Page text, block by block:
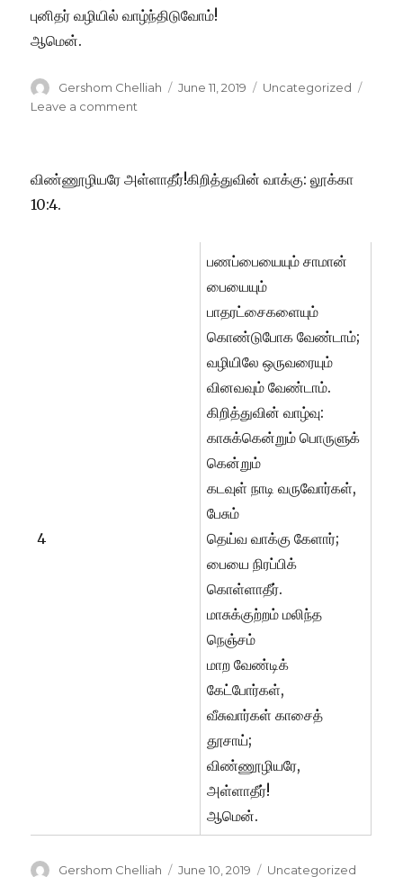
புனிதர் வழியில் வாழ்ந்திடுவோம்!
ஆமென்.
Author
Gershom Chelliah
Posted
June 11, 2019 Categories
Uncategorized
Leave a comment
விண்ணூழியரே அள்ளாதீர்!கிறித்துவின் வாக்கு: லூக்கா
10:4.
4
பணப்பையையும் சாமான்
பையையும்
பாதரட்சைகளையும்
கொண்டுபோக வேண்டாம்;
வழியிலே ஒருவரையும்
வினவவும் வேண்டாம்.
கிறித்துவின் வாழ்வு:
காசுக்கென்றும் பொருளுக்
கென்றும்
கடவுள் நாடி வருவோர்கள்,
பேசும்
தெய்வ வாக்கு கேளார்;
பையை நிரப்பிக்
கொள்ளாதீர்.
மாசுக்குற்றம் மலிந்த
நெஞ்சம்
மாற வேண்டிக்
கேட்போர்கள்,
வீசுவார்கள் காசைத்
தூசாய்;
விண்ணூழியரே,
அள்ளாதீர்!
ஆமென்.
Author
Gershom Chelliah
Posted
June 10, 2019 Categories
Uncategorized